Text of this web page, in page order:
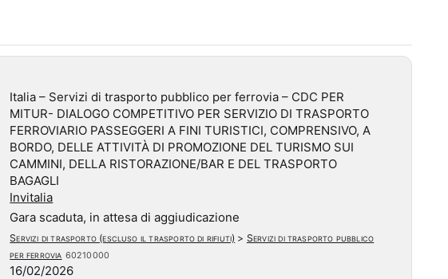
Italia – Servizi di trasporto pubblico per ferrovia – CDC PER
MITUR- DIALOGO COMPETITIVO PER SERVIZIO DI TRASPORTO
FERROVIARIO PASSEGGERI A FINI TURISTICI, COMPRENSIVO, A
BORDO, DELLE ATTIVITÀ DI PROMOZIONE DEL TURISMO SUI
CAMMINI, DELLA RISTORAZIONE/BAR E DEL TRASPORTO
BAGAGLI
Invitalia
Gara scaduta, in attesa di aggiudicazione
Servizi di trasporto (escluso il trasporto di rifiuti) > Servizi di trasporto pubblico
per ferrovia 60210000
16/02/2026